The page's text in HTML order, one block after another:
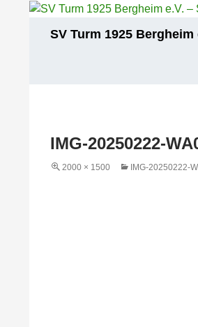
SV Turm 1925
IMG-20250222-
2000 × 1500 IMG-20250222-